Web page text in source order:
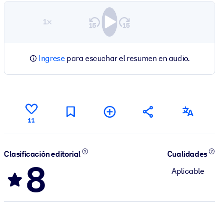
1×
Ingresepara escuchar el resumen en audio.
11
Clasificación editorial
8
Cualidades
Aplicable